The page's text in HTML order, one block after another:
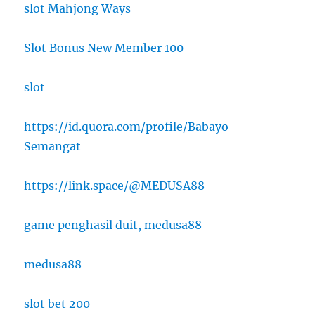
slot Mahjong Ways
Slot Bonus New Member 100
slot
https://id.quora.com/profile/Babayo-
Semangat
https://link.space/@MEDUSA88
game penghasil duit, medusa88
medusa88
slot bet 200